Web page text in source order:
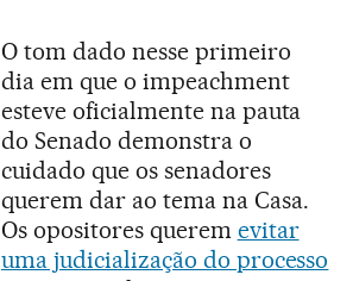
O tom dado nesse primeiro
dia em que o impeachment
esteve oficialmente na pauta
do Senado demonstra o
cuidado que os senadores
querem dar ao tema na Casa.
Os opositores querem evitar
uma judicialização do processo